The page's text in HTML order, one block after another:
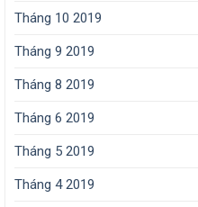
Tháng 10 2019
Tháng 9 2019
Tháng 8 2019
Tháng 6 2019
Tháng 5 2019
Tháng 4 2019